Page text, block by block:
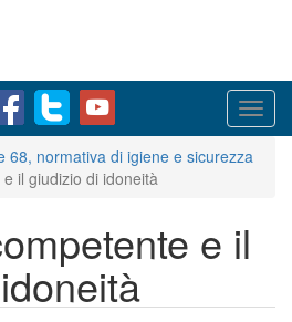
68, normativa di igiene e sicurezza
il giudizio di idoneità
e il